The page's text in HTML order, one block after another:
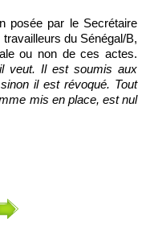
posée par le Secrétaire
du Sénégal/B,
ou non de ces actes.
veut. Il est soumis aux
il est révoqué. Tout
mis en place, est nul